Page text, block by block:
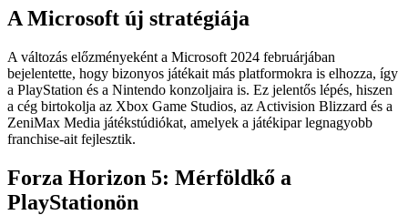
A Microsoft új stratégiája
A változás előzményeként a Microsoft 2024 februárjában
bejelentette, hogy bizonyos játékait más platformokra is elhozza, így
a PlayStation és a Nintendo konzoljaira is. Ez jelentős lépés, hiszen
a cég birtokolja az Xbox Game Studios, az Activision Blizzard és a
ZeniMax Media játékstúdiókat, amelyek a játékipar legnagyobb
franchise-ait fejlesztik.
Forza Horizon 5: Mérföldkő a
PlayStationön